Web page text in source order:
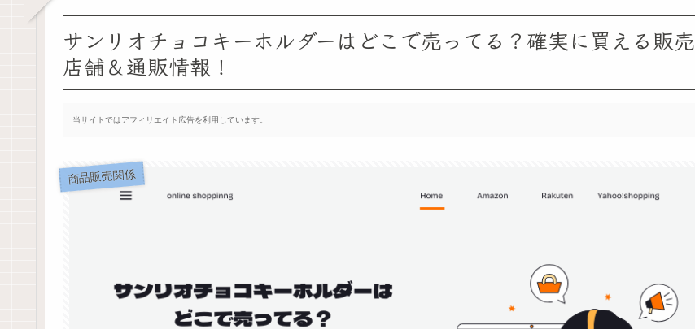
サンリオチョコキーホルダーはどこで売ってる？確実に買える販売
店舗＆通販情報！
当サイトではアフィリエイト広告を利用しています。
商品販売関係